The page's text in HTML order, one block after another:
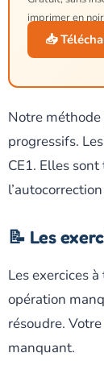
imprimer en
📥
Notre méthode
progressifs.
CE1. Elles
📝 Les
Les exercices
opération
résoudre.
manquant.